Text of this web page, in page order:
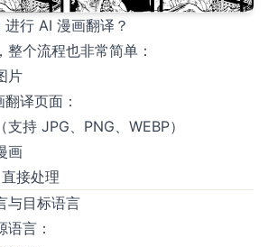
行 AI 漫画翻译？
个流程也非常简单：
片
译页面：
持 JPG、PNG、WEBP）
画
接处理
与目标语言
言：